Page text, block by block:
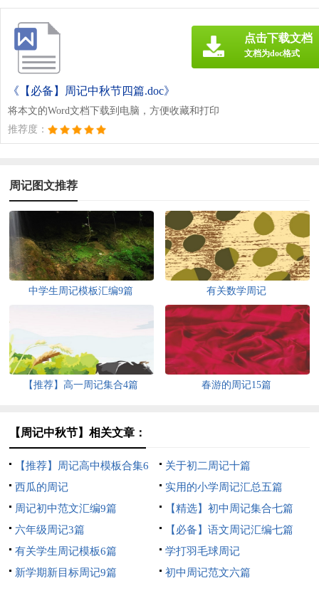
《【必备】周记中秋节四篇.doc》
将本文的Word文档下载到电脑，方便收藏和打印
推荐度：
点击下载文档
文档为doc格式
周记图文推荐
中学生周记模板汇编9篇 有关数学周记
【推荐】高一周记集合4篇 春游的周记15篇
【周记中秋节】相关文章：
【推荐】周记高中模板合集6
篇
关于初二周记十篇
西瓜的周记
实用的小学周记汇总五篇
周记初中范文汇编9篇
【精选】初中周记集合七篇
六年级周记3篇
【必备】语文周记汇编七篇
有关学生周记模板6篇
学打羽毛球周记
新学期新目标周记9篇
初中周记范文六篇